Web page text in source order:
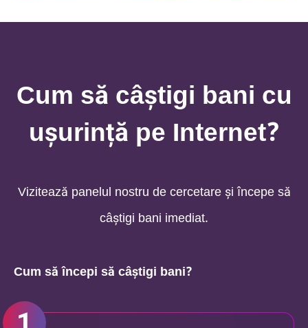
Cum să câștigi bani cu
ușurință pe Internet?
Vizitează panelul nostru de cercetare şi începe să
câștigi bani imediat.
Cum să începi să câștigi bani?